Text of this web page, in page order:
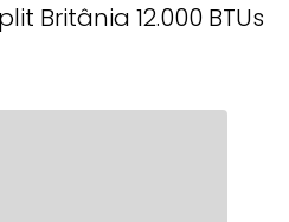
Britânia 12.000 BTUs